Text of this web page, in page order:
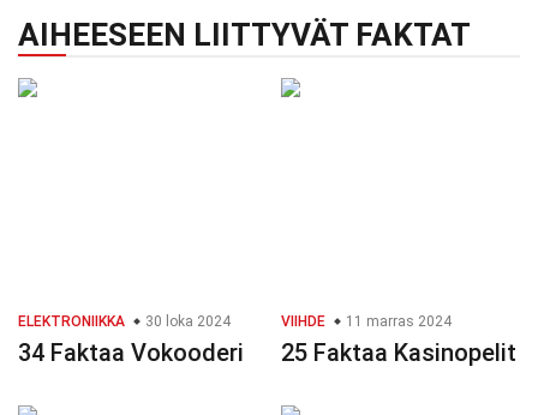
AIHEESEEN LIITTYVÄT FAKTAT
ELEKTRONIIKKA 30 loka 2024
34 Faktaa Vokooderi
VIIHDE 11 marras 2024
25 Faktaa Kasinopelit